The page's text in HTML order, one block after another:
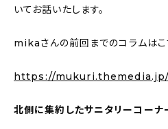
いてお話いたします。
mikaさんの前回までのコラムはこ
https://
北側に集約したサニタリーコーナ